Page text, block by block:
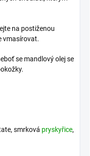
na postiženou
vmasírovat.
se mandlový olej se
smrková pryskyřice,